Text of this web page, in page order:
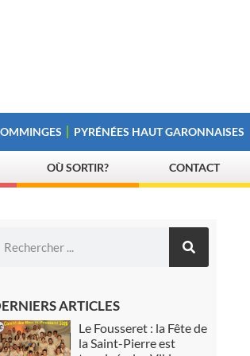
PYRÉNÉES HAUT GARONNAISES
OÙ SORTIR? CONTACT
ARTICLES
Le Fousseret : la Fête de
la Saint-Pierre est